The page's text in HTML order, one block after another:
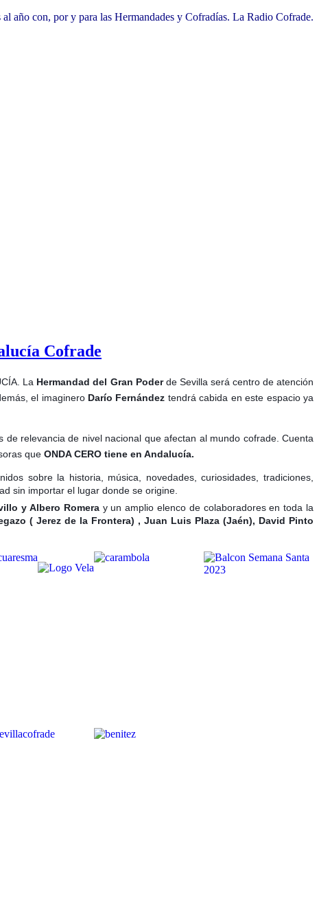
al año con, por y para las Hermandades y Cofradías. La Radio Cofrade.
Cofrade
La Hermandad del Gran Poderde Sevilla será centro de atención
el imaginero Darío Fernández tendrá cabida en este espacio ya
relevancia de nivel nacional que afectan al mundo cofrade. Cuenta
que ONDA CERO tiene en Andalucía.
sobre la historia, música, novedades, curiosidades, tradiciones,
sin importar el lugar donde se origine.
y Albero Romeray un amplio elenco de colaboradores en toda la
( Jerez de la Frontera) , Juan Luis Plaza (Jaén), David Pinto